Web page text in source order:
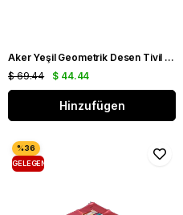
Aker Yeşil Geometrik Desen Tivil İpek Eşarp 8838713 - 932
$ 44.44
$ 69.44
Hinzufügen
GELEGENHEIT